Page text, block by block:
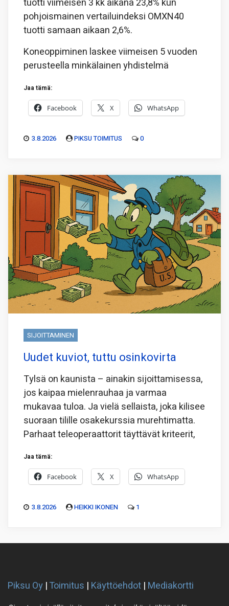
tuotti viimeisen 3 kk aikana 23,8% kun
pohjoismainen vertailuindeksi OMXN40
tuotti samaan aikaan 2,6%.
Koneoppiminen laskee viimeisen 5 vuoden
perusteella minkälainen yhdistelmä
Jaa tämä:
Facebook X WhatsApp
3.8.2026 PIKSU TOIMITUS 0
SIJOITTAMINEN
Uudet kuviot, tuttu osinkovirta
Tylsä on kaunista – ainakin sijoittamisessa,
jos kaipaa mielenrauhaa ja varmaa
mukavaa tuloa. Ja vielä sellaista, joka kilisee
suoraan tilille osakekurssia murehtimatta.
Parhaat teleoperaattorit täyttävät kriteerit,
Jaa tämä:
Facebook X WhatsApp
3.8.2026 HEIKKI IKONEN 1
Piksu Oy |Toimitus | Käyttöehdot | Mediakortti